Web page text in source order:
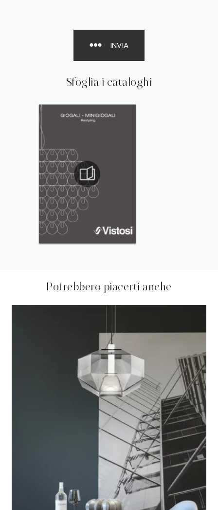
Sfoglia i cataloghi
INVIA
Potrebbero piacerti anche